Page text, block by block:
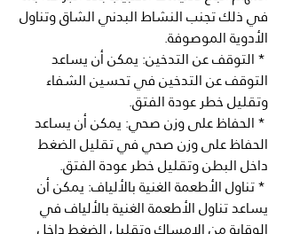
في ذلك تجنب النشاط البدني الشاق وتناول
الأدوية الموصوفة.
* التوقف عن التدخين: يمكن أن يساعد
التوقف عن التدخين في تحسين الشفاء
وتقليل خطر عودة الفتق.
* الحفاظ على وزن صحي: يمكن أن يساعد
الحفاظ على وزن صحي في تقليل الضغط
داخل البطن وتقليل خطر عودة الفتق.
* تناول الأطعمة الغنية بالألياف: يمكن أن
يساعد تناول الأطعمة الغنية بالألياف في